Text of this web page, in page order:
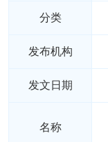
分类
发布机构
发文日期
名称